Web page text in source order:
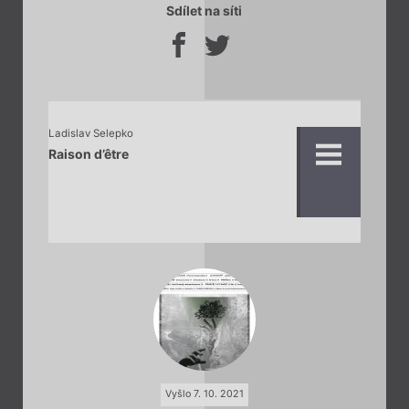
Sdílet na síti
Ladislav Selepko
Raison d’être
Vyšlo 7. 10. 2021